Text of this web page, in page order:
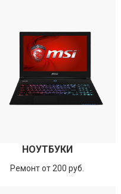
НОУТБУКИ
Ремонт от 200 руб.